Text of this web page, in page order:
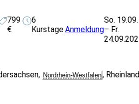
799
€
6
KurstageAnmeldung
So. 19.09.
– Fr.
, Nordrhein-Westfalen,